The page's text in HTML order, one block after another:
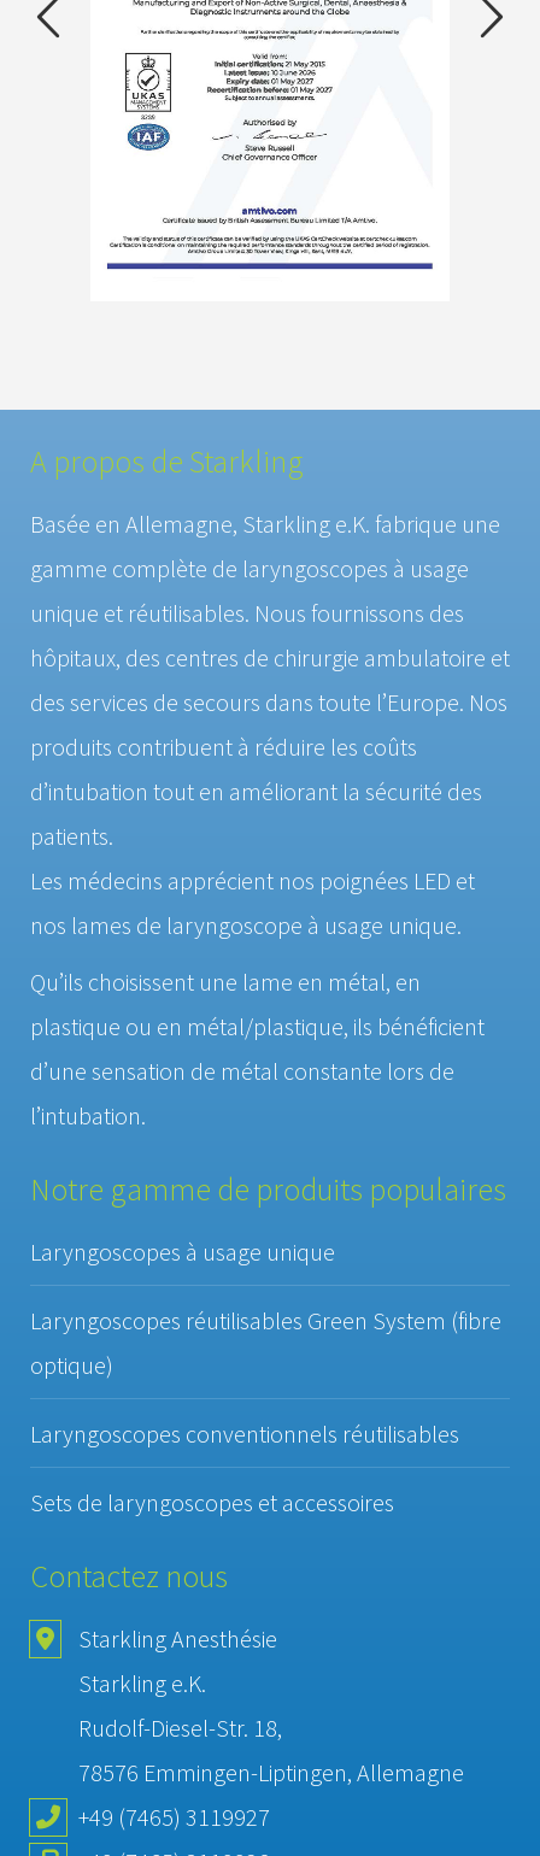
A propos de Starkling
Basée en Allemagne, Starkling e.K. fabrique une
gamme complète de laryngoscopes à usage
unique et réutilisables. Nous fournissons des
hôpitaux, des centres de chirurgie ambulatoire et
des services de secours dans toute l’Europe. Nos
produits contribuent à réduire les coûts
d’intubation tout en améliorant la sécurité des
patients.
Les médecins apprécient nos poignées LED et
nos lames de laryngoscope à usage unique.
Qu’ils choisissent une lame en métal, en
plastique ou en métal/plastique, ils bénéficient
d’une sensation de métal constante lors de
l’intubation.
Notre gamme de produits populaires
Laryngoscopes à usage unique
Laryngoscopes réutilisables Green System (fibre
optique)
Laryngoscopes conventionnels réutilisables
Sets de laryngoscopes et accessoires
Contactez nous
Starkling Anesthésie
Starkling e.K.
Rudolf-Diesel-Str. 18,
78576 Emmingen-Liptingen, Allemagne
+49 (7465) 3119927